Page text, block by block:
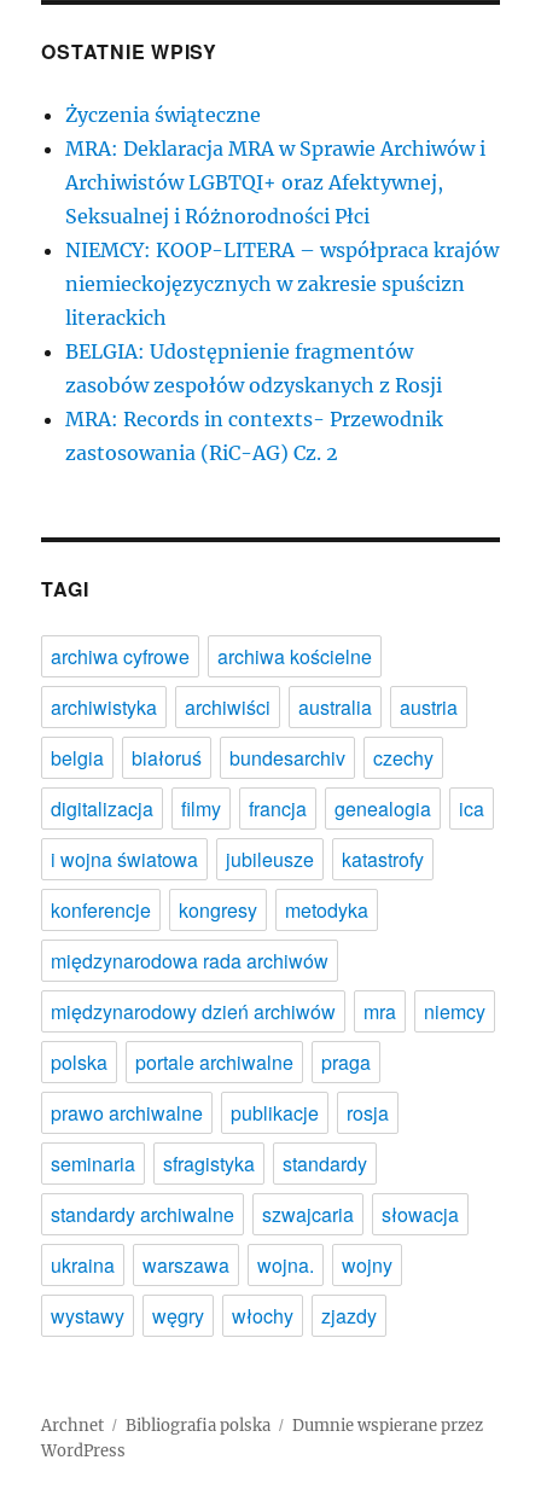
OSTATNIE WPISY
Życzenia świąteczne
MRA: Deklaracja MRA w Sprawie Archiwów i
Archiwistów LGBTQI+ oraz Afektywnej,
Seksualnej i Różnorodności Płci
NIEMCY: KOOP-LITERA – współpraca krajów
niemieckojęzycznych w zakresie spuścizn
literackich
BELGIA: Udostępnienie fragmentów
zasobów zespołów odzyskanych z Rosji
MRA: Records in contexts- Przewodnik
zastosowania (RiC-AG) Cz. 2
TAGI
archiwa cyfrowe
archiwa kościelne
archiwistyka
archiwiści australia
austria
belgia
białoruś bundesarchiv
czechy
digitalizacja
filmy francja genealogia
ica
i wojna światowa
jubileusze
katastrofy
konferencje
kongresy
metodyka
międzynarodowa rada archiwów
międzynarodowy dzień archiwów
mra
niemcy
polska
portale archiwalne
praga
prawo archiwalne
publikacje
rosja
seminaria
sfragistyka
standardy
standardy archiwalne
szwajcaria
słowacja
ukraina
warszawa wojna.
wojny
wystawy
węgry włochy zjazdy
Archnet Bibliografia polska
Dumnie wspierane przez
WordPress